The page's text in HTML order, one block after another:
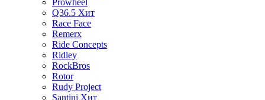
Prowheel
Q36.5 Хит
Race Face
Remerx
Ride Concepts
Ridley
RockBros
Rotor
Rudy Project
Santini Хит